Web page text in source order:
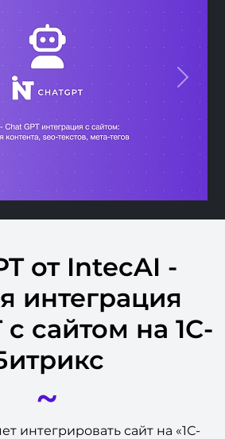
Next
от IntecAI -
интеграция
с сайтом на 1С-
~
интегрировать сайт на «1С-